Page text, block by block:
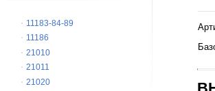
11183-84-89
11186
21010
21011
21020